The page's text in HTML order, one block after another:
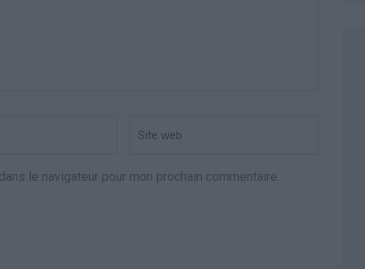
web
le navigateur pour mon prochain commentaire.